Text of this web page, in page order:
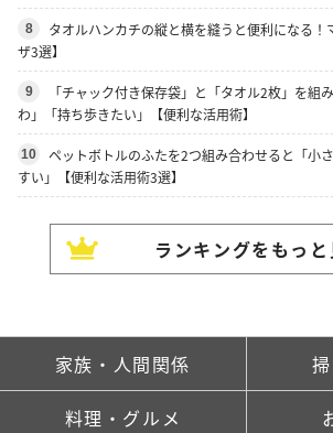
8
タオルハンカチの縦と横を縫うと便利になる！
ザ3選】
9
「チャック付き保存袋」と「タオル2枚」を
わ」「持ち歩きたい」【便利な活用術】
10
ペットボトルのふたを2つ組み合わせると「小
すい」【便利な活用術3選】
ランキングをもっと
家族・人間関係
料理・グルメ